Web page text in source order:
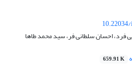
فرد، احسان سلطانی فر، سید محمد طاها
659.91 K